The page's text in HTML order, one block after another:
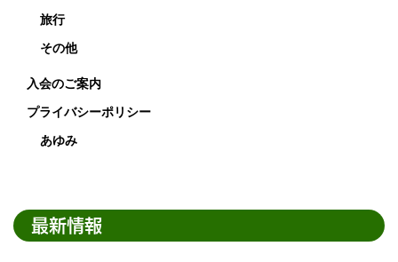
旅行
その他
入会のご案内
プライバシーポリシー
あゆみ
最新情報